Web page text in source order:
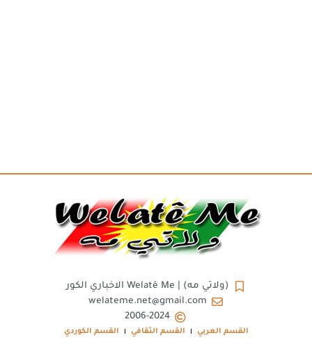
(ولاتي مه) | Welatê Me الاخباري الكور
welateme.net@gmail.com
2006-2024
القسم العربي القسم الثقافي القسم الكوردي